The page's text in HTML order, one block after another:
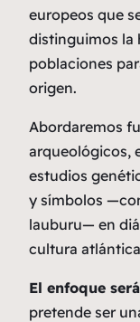
europeos que
distinguimos la
poblaciones
origen.
Abordaremos
arqueológicos,
estudios
y símbolos
lauburu— en
cultura
El enfoque
pretende ser